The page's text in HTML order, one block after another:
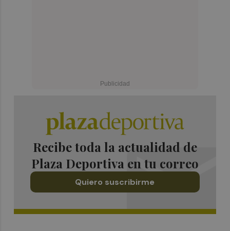
Recibe toda la actualidad de
Plaza Deportiva en tu correo
Quiero suscribirme